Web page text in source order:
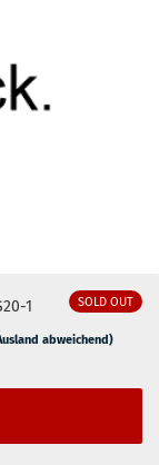
SOLD OUT
1
abweichend)